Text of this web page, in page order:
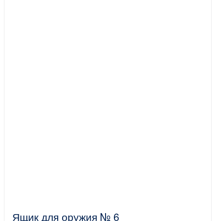
Ящик для оружия № 6